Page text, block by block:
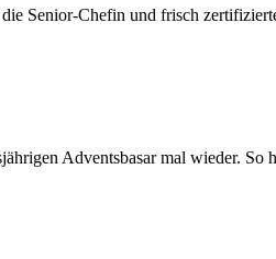
Senior-Chefin und frisch
Adventsbasar mal wieder. So